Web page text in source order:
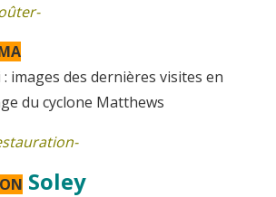
images des dernières visites en
du cyclone Matthews
Soley